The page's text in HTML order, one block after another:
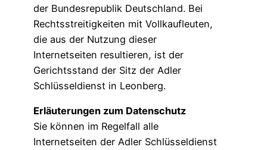
der Bundesrepublik Deutschland. Bei
Rechtsstreitigkeiten mit Vollkaufleuten,
die aus der Nutzung dieser
Internetseiten resultieren, ist der
Gerichtsstand der Sitz der Adler
Schlüsseldienst in Leonberg.
Erläuterungen zum Datenschutz
Sie können im Regelfall alle
Internetseiten der Adler Schlüsseldienst